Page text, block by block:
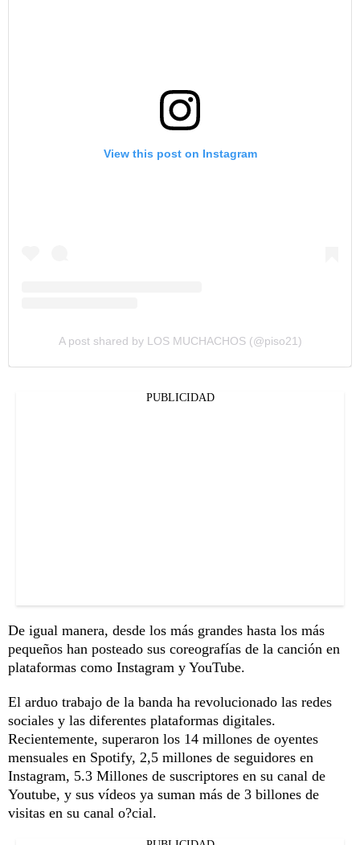
View this post on Instagram
A post shared by LOS MUCHACHOS (@piso21)
PUBLICIDAD
De igual manera, desde los más grandes hasta los más
pequeños han posteado sus coreografías de la canción en
plataformas como Instagram y YouTube.
El arduo trabajo de la banda ha revolucionado las redes
sociales y las diferentes plataformas digitales.
Recientemente, superaron los 14 millones de oyentes
mensuales en Spotify, 2,5 millones de seguidores en
Instagram, 5.3 Millones de suscriptores en su canal de
Youtube, y sus vídeos ya suman más de 3 billones de
visitas en su canal o?cial.